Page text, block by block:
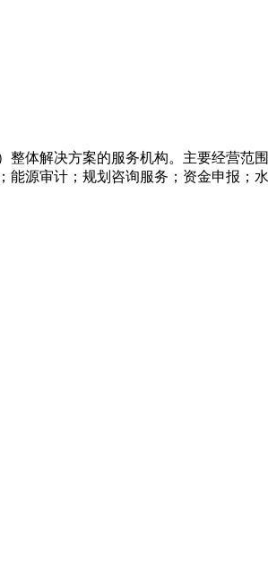
体解决方案的服务机构。主要经营范
源审计；规划咨询服务；资金申报；